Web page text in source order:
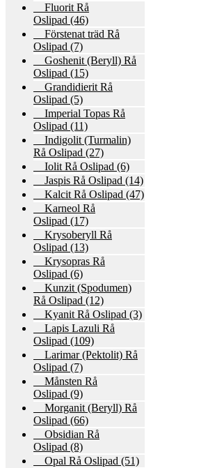
Fluorit Rå
Oslipad (46)
Förstenat träd Rå
Oslipad (7)
Goshenit (Beryll) Rå
Oslipad (15)
Grandidierit Rå
Oslipad (5)
Imperial Topas Rå
Oslipad (11)
Indigolit (Turmalin)
Rå Oslipad (27)
Iolit Rå Oslipad (6)
Jaspis Rå Oslipad (14)
Kalcit Rå Oslipad (47)
Karneol Rå
Oslipad (17)
Krysoberyll Rå
Oslipad (13)
Krysopras Rå
Oslipad (6)
Kunzit (Spodumen)
Rå Oslipad (12)
Kyanit Rå Oslipad (3)
Lapis Lazuli Rå
Oslipad (109)
Larimar (Pektolit) Rå
Oslipad (7)
Månsten Rå
Oslipad (9)
Morganit (Beryll) Rå
Oslipad (66)
Obsidian Rå
Oslipad (8)
Opal Rå Oslipad (51)